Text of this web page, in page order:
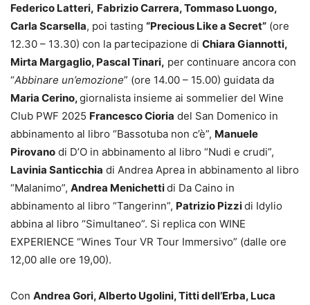
Federico Latteri, Fabrizio Carrera, Tommaso Luongo,
Carla Scarsella, poi tasting “Precious Like a Secret” (ore
12.30 – 13.30) con la partecipazione di Chiara Giannotti,
Mirta Margaglio, Pascal Tinari, per continuare ancora con
“Abbinare un’emozione” (ore 14.00 – 15.00) guidata da
Maria Cerino,giornalista insieme ai sommelier del Wine
Club PWF 2025 Francesco Cioria del San Domenico in
abbinamento al libro “Bassotuba non c’è”, Manuele
Pirovano di D’O in abbinamento al libro “Nudi e crudi”,
Lavinia Santicchia di Andrea Aprea in abbinamento al libro
“Malanimo”, Andrea Menichettidi Da Caino in
abbinamento al libro “Tangerinn”, Patrizio Pizzidi Idylio
abbina al libro “Simultaneo”. Si replica con WINE
EXPERIENCE “Wines Tour VR Tour Immersivo” (dalle ore
12,00 alle ore 19,00).
Con Andrea Gori, Alberto Ugolini, Titti dell’Erba, Luca